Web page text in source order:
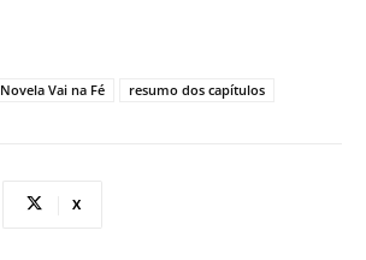
Novela Vai na Fé resumo dos capítulos
X